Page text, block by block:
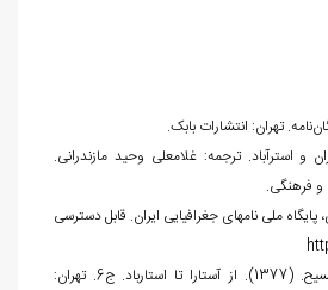
مازندران و استرآباد. ترجمه: غلامعلی وحید مازندرانی.
و فرهنگی.
ملی نام‏های جغرافیایی ایران. قابل دسترسی
ستوده، منوچهر. ذبیحی، مسیح. (1377). از آستارا تا استارباد. ج6. تهران: